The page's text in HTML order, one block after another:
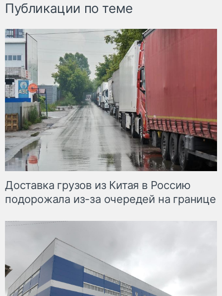
Публикации по теме
Доставка грузов из Китая в Россию
подорожала из-за очередей на границе